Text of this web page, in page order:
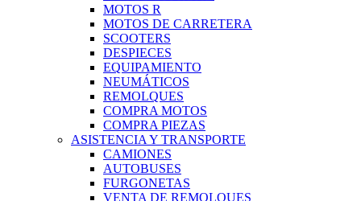
MOTOS R
MOTOS DE CARRETERA
SCOOTERS
DESPIECES
EQUIPAMIENTO
NEUMÁTICOS
REMOLQUES
COMPRA MOTOS
COMPRA PIEZAS
ASISTENCIA Y TRANSPORTE
CAMIONES
AUTOBUSES
FURGONETAS
VENTA DE REMOLQUES